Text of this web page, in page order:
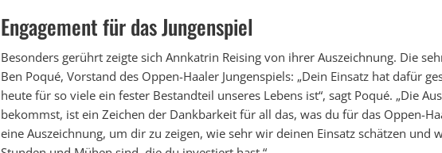
Engagement für das Jungenspiel
Besonders gerührt zeigte sich Annkatrin Reising von ihrer Auszeichnung. Die
Ben Poqué, Vorstand des Oppen-Haaler Jungenspiels: „Dein Einsatz hat dafür
heute für so viele ein fester Bestandteil unseres Lebens ist“, sagt Poqué. „Die
bekommst, ist ein Zeichen der Dankbarkeit für all das, was du für das Oppen-
eine Auszeichnung, um dir zu zeigen, wie sehr wir deinen Einsatz schätzen und